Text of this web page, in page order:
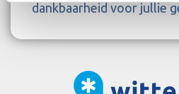
dankbaarheid voor jullie